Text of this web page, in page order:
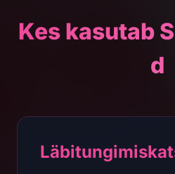
Kes kasutab
d